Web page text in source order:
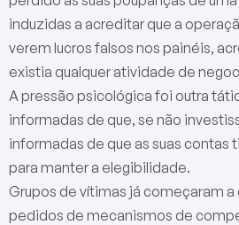
induzidas a acreditar que a
verem lucros falsos nos painéis,
existia qualquer atividade de
A pressão psicológica foi outra
informadas de que, se não
informadas de que as suas
para manter a elegibilidade.
Grupos de vítimas já começaram
pedidos de mecanismos de